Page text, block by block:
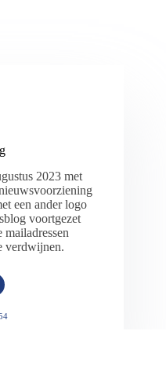
2023 met
een ander logo
voortgezet
verdwijnen.